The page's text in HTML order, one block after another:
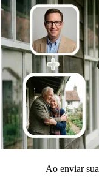
Ao enviar